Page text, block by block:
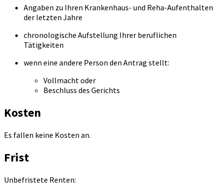
Angaben zu Ihren Krankenhaus- und Reha-Aufenthalten
der letzten Jahre
chronologische Aufstellung Ihrer beruflichen
Tätigkeiten
wenn eine andere Person den Antrag stellt:
Vollmacht oder
Beschluss des Gerichts
Kosten
Es fallen keine Kosten an.
Frist
Unbefristete Renten: